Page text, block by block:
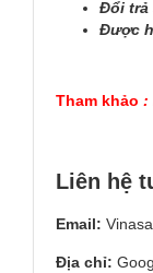
Đổi trả
Được
Tham khảo :
Liên hệ
Email:
Địa chỉ: